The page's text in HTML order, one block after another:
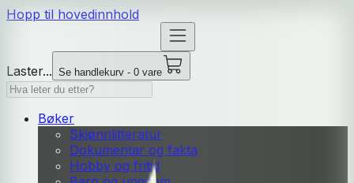
Hopp til hovedinnhold
Laster... Se handlekurv - 0 vare
Bøker
Skjønnlitteratur
Dokumentar og fakta
Hobby og fritid